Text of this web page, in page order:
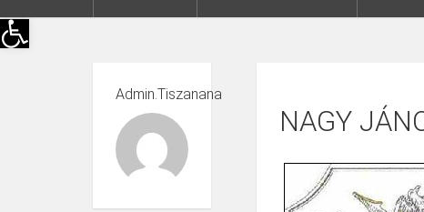
Eszköztár megnyitása
Admin.tiszanana
NAGY